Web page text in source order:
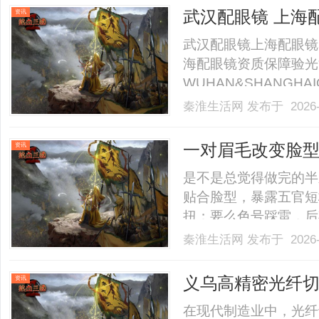
资讯 武汉配眼镜 上海
武汉配眼镜上海配眼
海配眼镜资质保障验
业验光配镜的写字楼
40%-60%优惠，兼顾
秦淮生活网 发布于
资讯
一对眉毛改变脸
性眉形解法！久
是不是总觉得做完的
贴合脸型，暴露五官
扭；要么色号踩雷，
照搬模板，而是精准
廓、测试五官曲直量
一.........
秦淮生活网 发布于
资讯 义乌高精密光纤
在现代制造业中，光